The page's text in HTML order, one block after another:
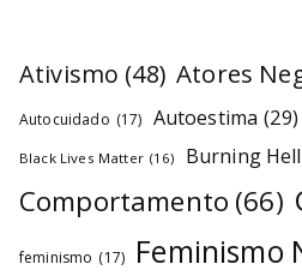
Ativismo (48) Atores
Autocuidado (17) Autoestima (29)
Black Lives Matter (16) Burning Hell
Comportamento (66)
feminismo (17) Feminismo